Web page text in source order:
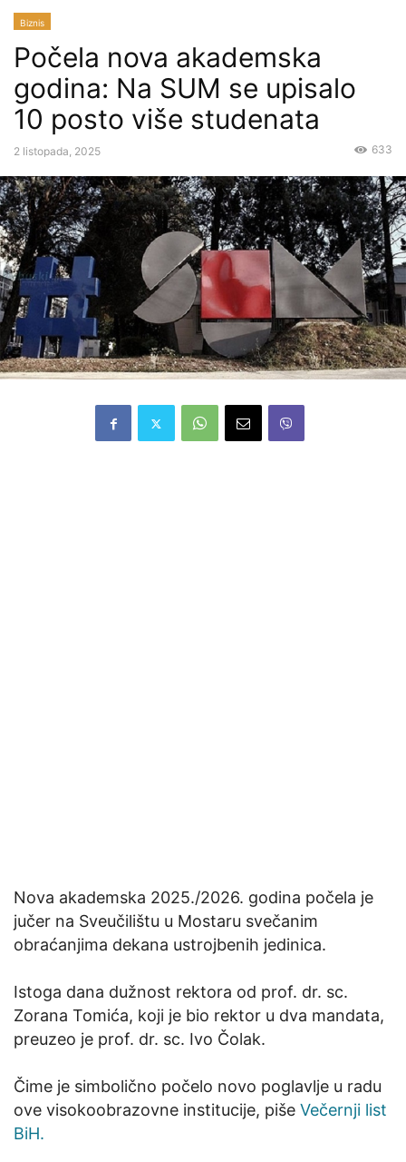
Biznis
Počela nova akademska
godina: Na SUM se upisalo
10 posto više studenata
2 listopada, 2025 633
Nova akademska 2025./2026. godina počela je
jučer na Sveučilištu u Mostaru svečanim
obraćanjima dekana ustrojbenih jedinica.
Istoga dana dužnost rektora od prof. dr. sc.
Zorana Tomića, koji je bio rektor u dva mandata,
preuzeo je prof. dr. sc. Ivo Čolak.
Čime je simbolično počelo novo poglavlje u radu
ove visokoobrazovne institucije, piše Večernji list
BiH.